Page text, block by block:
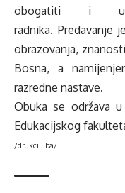
obogatiti i
radnika. Predavanje
obrazovanja,
Bosna, a
razredne nastave.
Obuka se održava
Edukacijskog
/drukciji.ba/